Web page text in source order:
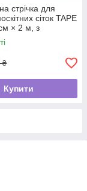
стрічка для
сіток TAPE
× 2 м, з
₴
Купити